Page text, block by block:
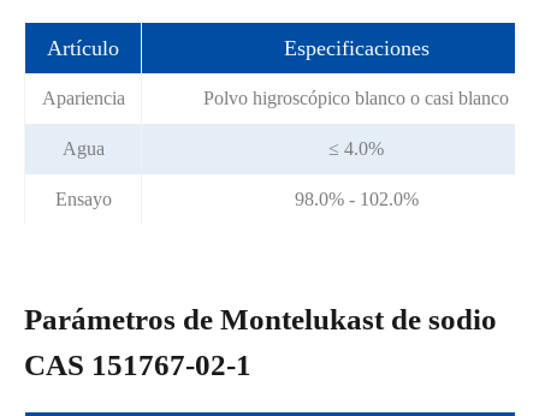
Artículo Especificaciones
Apariencia Polvo higroscópico blanco o casi blanco
Agua ≤ 4.0%
Ensayo 98.0% - 102.0%
Parámetros de Montelukast de sodio
CAS 151767-02-1